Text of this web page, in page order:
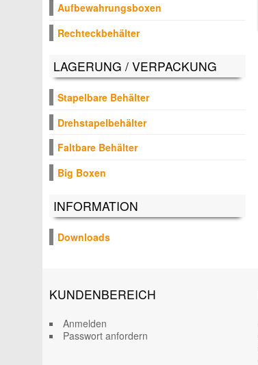
Aufbewahrungsboxen
Rechteckbehälter
LAGERUNG / VERPACKUNG
Stapelbare Behälter
Drehstapelbehälter
Faltbare Behälter
Big Boxen
INFORMATION
Downloads
KUNDENBEREICH
Anmelden
Passwort anfordern